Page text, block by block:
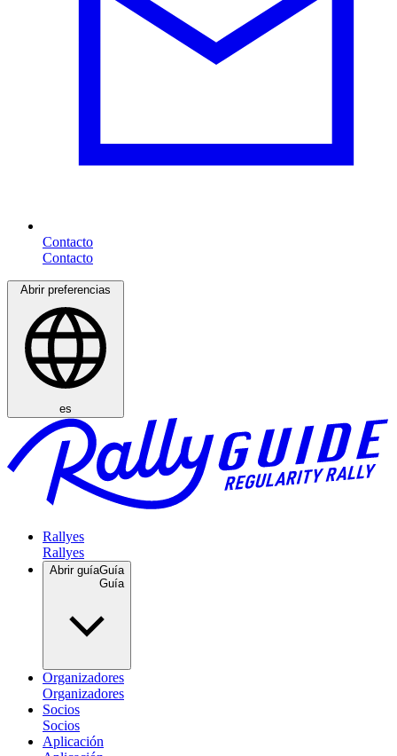
Contacto
Abrir preferencias
es
Rallyes
Abrir guíaGuía
Organizadores
Socios
Aplicación